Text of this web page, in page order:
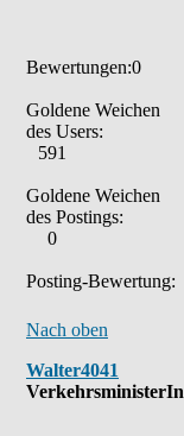
Bewertungen:0
Goldene Weichen
des Users:
591
Goldene Weichen
des Postings:
0
Posting-Bewertung:
Nach oben
Walter4041
VerkehrsministerIn